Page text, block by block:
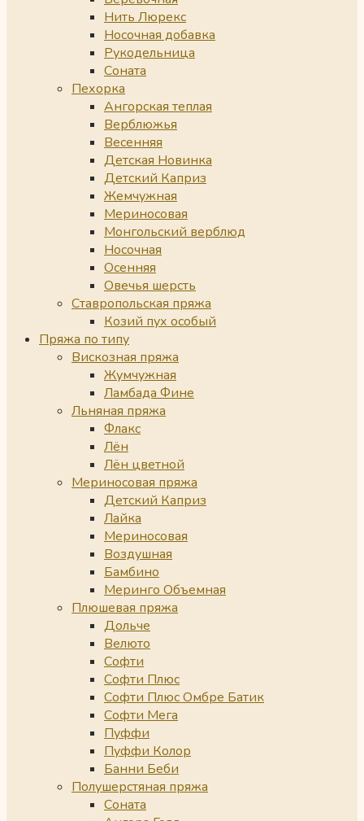
Нить Люрекс
Носочная добавка
Рукодельница
Соната
Пехорка
Ангорская теплая
Верблюжья
Весенняя
Детская Новинка
Детский Каприз
Жемчужная
Мериносовая
Монгольский верблюд
Носочная
Осенняя
Овечья шерсть
Ставропольская пряжа
Козий пух особый
Пряжа по типу
Вискозная пряжа
Жумчужная
Ламбада Фине
Льняная пряжа
Флакс
Лён
Лён цветной
Мериносовая пряжа
Детский Каприз
Лайка
Мериносовая
Воздушная
Бамбино
Меринго Объемная
Плюшевая пряжа
Дольче
Велюто
Софти
Софти Плюс
Софти Плюс Омбре Батик
Софти Мега
Пуффи
Пуффи Колор
Банни Беби
Полушерстяная пряжа
Соната